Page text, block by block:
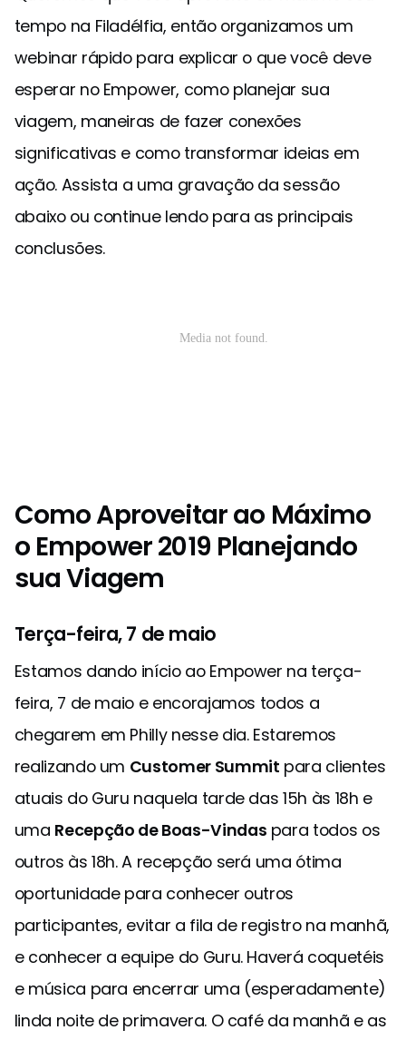
tempo na Filadélfia, então organizamos um
webinar rápido para explicar o que você deve
esperar no Empower, como planejar sua
viagem, maneiras de fazer conexões
significativas e como transformar ideias em
ação. Assista a uma gravação da sessão
abaixo ou continue lendo para as principais
conclusões.
Como Aproveitar ao Máximo
o Empower 2019 Planejando
sua Viagem
Terça-feira, 7 de maio
Estamos dando início ao Empower na terça-
feira, 7 de maio e encorajamos todos a
chegarem em Philly nesse dia. Estaremos
realizando um Customer Summit para clientes
atuais do Guru naquela tarde das 15h às 18h e
uma Recepção de Boas-Vindas para todos os
outros às 18h. A recepção será uma ótima
oportunidade para conhecer outros
participantes, evitar a fila de registro na manhã,
e conhecer a equipe do Guru. Haverá coquetéis
e música para encerrar uma (esperadamente)
linda noite de primavera. O café da manhã e as